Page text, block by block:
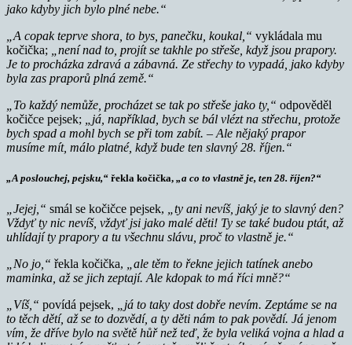
jako kdyby jich bylo plné nebe.“
„A copak teprve shora, to bys, panečku, koukal,“ vykládala mu
kočička;
„není nad to, projít se takhle po střeše, když jsou prapory.
Je to procházka zdravá a zábavná. Ze střechy to vypadá, jako kdyby
byla zas praporů plná země.“
„To každý nemůže, procházet se tak po střeše jako ty,“ odpověděl
kočičce pejsek;
„já, například, bych se bál vlézt na střechu, protože
bych spad a mohl bych se při tom zabít. – Ale nějaký prapor
musíme mít, málo platné, když bude ten slavný 28. říjen.“
„A poslouchej, pejsku,“ řekla kočička, „a co to vlastně je, ten 28. říjen?“
„Jejej,“ smál se kočičce pejsek,
„ty ani nevíš, jaký je to slavný den?
Vždyť ty nic nevíš, vždyť jsi jako malé děti! Ty se také budou ptát, až
uhlídají ty prapory a tu všechnu slávu, proč to vlastně je.“
„No jo,“ řekla kočička,
„ale těm to řekne jejich tatínek anebo
maminka, až se jich zeptají. Ale kdopak to má říci mně?“
„Víš,“ povídá pejsek,
„já to taky dost dobře nevím. Zeptáme se na
to těch dětí, až se to dozvědí, a ty děti nám to pak povědí. Já jenom
vím, že dříve bylo na světě hůř než teď, že byla veliká vojna a hlad a